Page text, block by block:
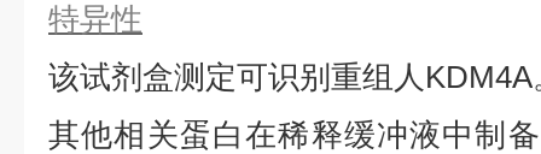
特异性
该试剂盒测定可识别重组 人 KDM4A
其他相关蛋白在稀释缓冲液中制